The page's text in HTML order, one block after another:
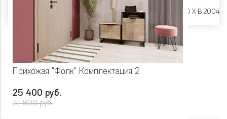
Ш 1100 X Г 400 X В 2004
Прихожая "Фолк" Комплектация 2
25 400 руб.
31 800 руб.